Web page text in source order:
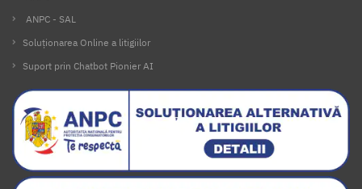
ANPC - SAL
Soluționarea Online a litigiilor
Suport prin Chatbot Pionier AI